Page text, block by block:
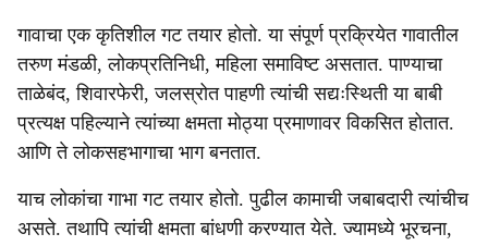
गावाचा एक कृतिशील गट तयार होतो. या संपूर्ण प्रक्रियेत गावातील
तरुण मंडळी, लोकप्रतिनिधी, महिला समाविष्ट असतात. पाण्याचा
ताळेबंद, शिवारफेरी, जलस्रोत पाहणी त्यांची सद्यःस्थिती या बाबी
प्रत्यक्ष पहिल्याने त्यांच्या क्षमता मोठ्या प्रमाणावर विकसित होतात.
आणि ते लोकसहभागाचा भाग बनतात.
याच लोकांचा गाभा गट तयार होतो. पुढील कामाची जबाबदारी त्यांचीच
असते. तथापि त्यांची क्षमता बांधणी करण्यात येते. ज्यामध्ये भूरचना,